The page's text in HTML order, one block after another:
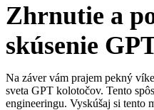
Zhrnutie a
skúsenie
Na záver vám prajem pekný
sveta GPT kolotočov. Tento
engineeringu. Vyskúšaj si tento